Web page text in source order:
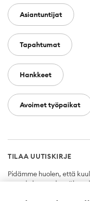
Asiantuntijat
Tapahtumat
Hankkeet
Avoimet työpaikat
TILAA UUTISKIRJE
Pidämme huolen, että
uutuuksista ensimmäisten